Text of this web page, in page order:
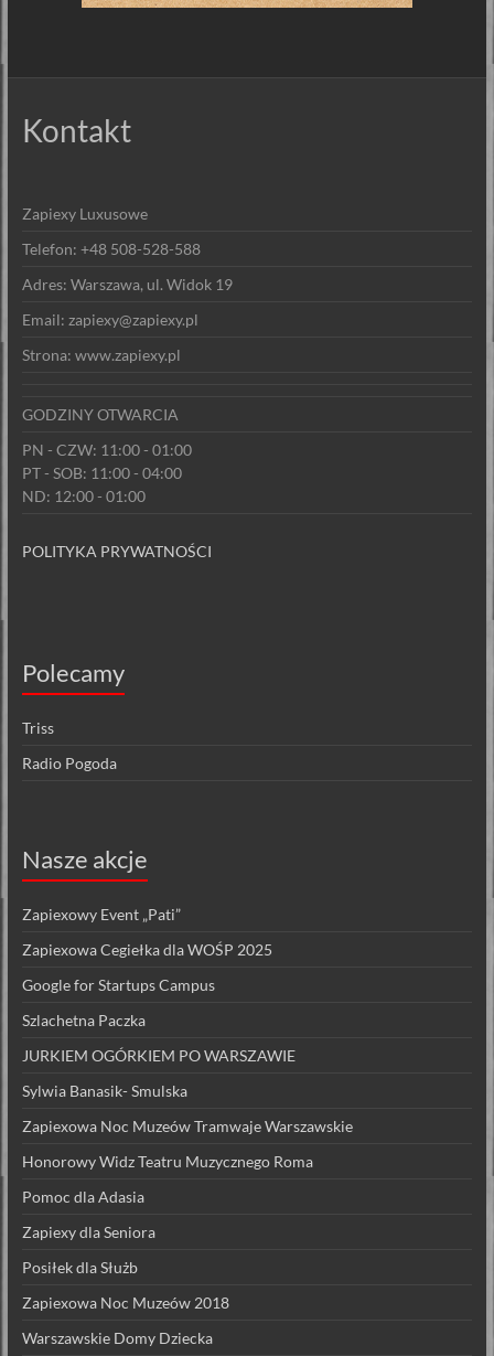
Kontakt
Zapiexy Luxusowe
Telefon: +48 508-528-588
Adres: Warszawa, ul. Widok 19
Email: zapiexy@zapiexy.pl
Strona: www.zapiexy.pl
GODZINY OTWARCIA
PN - CZW: 11:00 - 01:00
PT - SOB: 11:00 - 04:00
ND: 12:00 - 01:00
POLITYKA PRYWATNOŚCI
Polecamy
Triss
Radio Pogoda
Nasze akcje
Zapiexowy Event „Pati”
Zapiexowa Cegiełka dla WOŚP 2025
Google for Startups Campus
Szlachetna Paczka
JURKIEM OGÓRKIEM PO WARSZAWIE
Sylwia Banasik- Smulska
Zapiexowa Noc Muzeów Tramwaje Warszawskie
Honorowy Widz Teatru Muzycznego Roma
Pomoc dla Adasia
Zapiexy dla Seniora
Posiłek dla Służb
Zapiexowa Noc Muzeów 2018
Warszawskie Domy Dziecka